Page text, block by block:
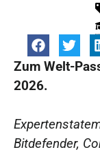
Zum Welt-
2026.
Bitdefender,